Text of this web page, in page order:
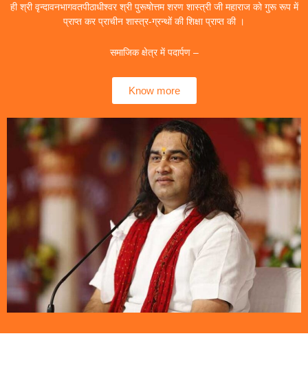
ही श्री वृन्दावनभागवतपीठाधीश्वर श्री पुरूषोत्तम शरण शास्त्री जी महाराज को गुरू रूप में
प्राप्त कर प्राचीन शास्त्र-ग्रन्थों की शिक्षा प्राप्त की ।
समाजिक क्षेत्र में पदार्पण –
Know more